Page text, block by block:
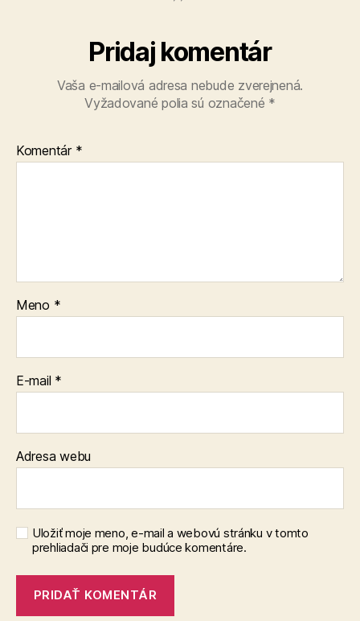
Pridaj komentár
Vaša e-mailová adresa nebude zverejnená.
Vyžadované polia sú označené *
Komentár *
Meno *
E-mail *
Adresa webu
Uložiť moje meno, e-mail a webovú stránku v tomto
prehliadači pre moje budúce komentáre.